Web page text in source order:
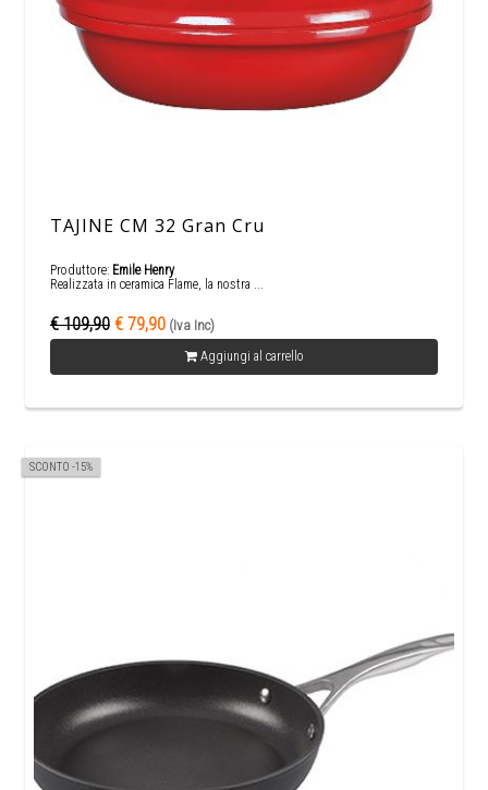
TAJINE CM 32 Gran Cru
Produttore: Emile Henry
Realizzata in ceramica Flame, la nostra ...
€ 109,90 € 79,90 (Iva Inc)
Aggiungi al carrello
SCONTO -15%